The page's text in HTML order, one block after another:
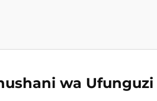
wa Ufunguzi